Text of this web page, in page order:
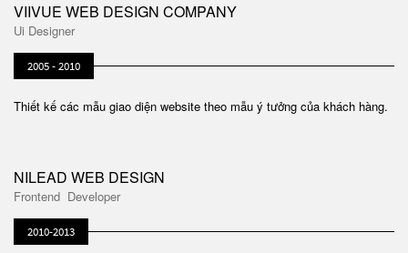
VIIVUE WEB DESIGN COMPANY
Ui Designer
2005 - 2010
Thiết kế các mẫu giao diện website theo mẫu ý tưởng của khách hàng.
NILEAD WEB DESIGN
Frontend Developer
2010-2013